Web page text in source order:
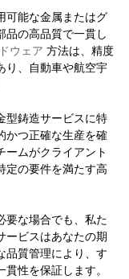
可能な金属またはグ
品の高品質で一貫し
ウェア 方法は、精度
り、自動車や航空宇
型鋳造サービスに特
かつ正確な生産を確
ームがクライアント
定の要件を満たす高
要な場合でも、私た
ービスはあなたの期
品質管理により、す
性を保証します。